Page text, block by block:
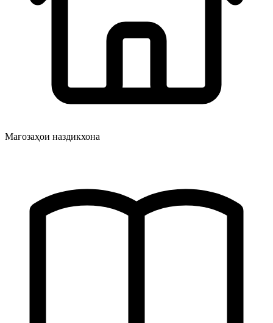
Мағозаҳои наздикхона